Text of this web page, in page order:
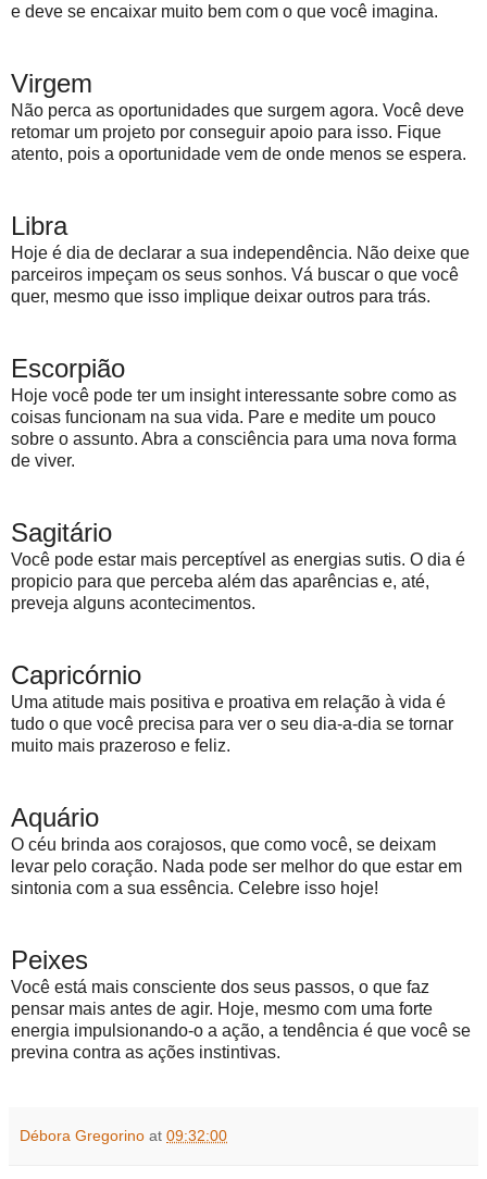
e deve se encaixar muito bem com o que você imagina.
Virgem
Não perca as oportunidades que surgem agora. Você deve
retomar um projeto por conseguir apoio para isso. Fique
atento, pois a oportunidade vem de onde menos se espera.
Libra
Hoje é dia de declarar a sua independência. Não deixe que
parceiros impeçam os seus sonhos. Vá buscar o que você
quer, mesmo que isso implique deixar outros para trás.
Escorpião
Hoje você pode ter um insight interessante sobre como as
coisas funcionam na sua vida. Pare e medite um pouco
sobre o assunto. Abra a consciência para uma nova forma
de viver.
Sagitário
Você pode estar mais perceptível as energias sutis. O dia é
propicio para que perceba além das aparências e, até,
preveja alguns acontecimentos.
Capricórnio
Uma atitude mais positiva e proativa em relação à vida é
tudo o que você precisa para ver o seu dia-a-dia se tornar
muito mais prazeroso e feliz.
Aquário
O céu brinda aos corajosos, que como você, se deixam
levar pelo coração. Nada pode ser melhor do que estar em
sintonia com a sua essência. Celebre isso hoje!
Peixes
Você está mais consciente dos seus passos, o que faz
pensar mais antes de agir. Hoje, mesmo com uma forte
energia impulsionando-o a ação, a tendência é que você se
previna contra as ações instintivas.
Débora Gregorino at 09:32:00